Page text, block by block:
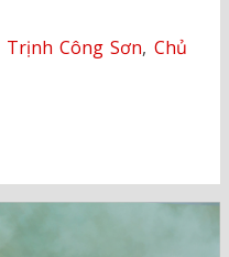
Trịnh Công Sơn, Chủ